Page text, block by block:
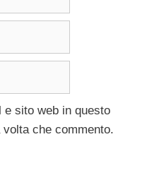
e sito web in questo
che commento.